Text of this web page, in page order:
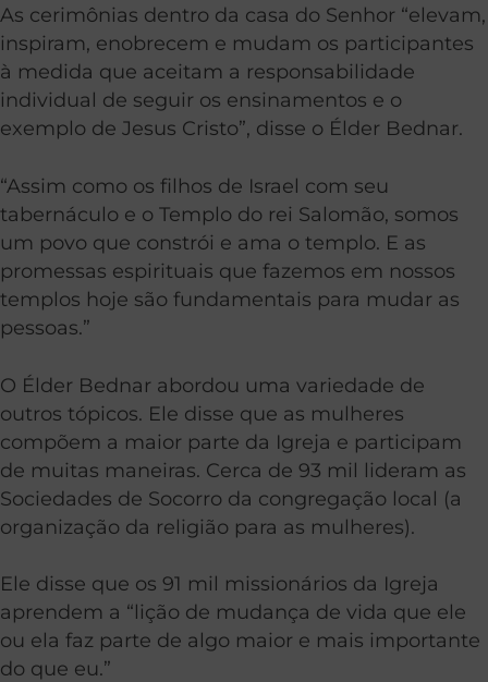
As cerimônias dentro da casa do Senhor “elevam,
inspiram, enobrecem e mudam os participantes
à medida que aceitam a responsabilidade
individual de seguir os ensinamentos e o
exemplo de Jesus Cristo”, disse o Élder Bednar.
“Assim como os filhos de Israel com seu
tabernáculo e o Templo do rei Salomão, somos
um povo que constrói e ama o templo. E as
promessas espirituais que fazemos em nossos
templos hoje são fundamentais para mudar as
pessoas.”
O Élder Bednar abordou uma variedade de
outros tópicos. Ele disse que as mulheres
compõem a maior parte da Igreja e participam
de muitas maneiras. Cerca de 93 mil lideram as
Sociedades de Socorro da congregação local (a
organização da religião para as mulheres).
Ele disse que os 91 mil missionários da Igreja
aprendem a “lição de mudança de vida que ele
ou ela faz parte de algo maior e mais importante
do que eu.”